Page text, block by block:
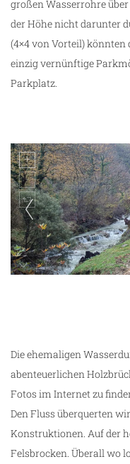
großen Wasserrohre
der Höhe nicht darunter
(4×4 von Vorteil)
einzig vernünftige
Parkplatz.
Die ehemaligen
abenteuerlichen
Fotos im Internet zu
Den Fluss überquerten
Konstruktionen. Auf der
Felsbrocken. Überall wo